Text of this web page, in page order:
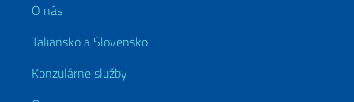
O nás
Taliansko a Slovensko
Konzulárne služby